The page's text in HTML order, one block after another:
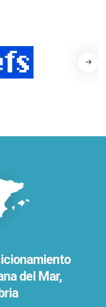
del Mar,